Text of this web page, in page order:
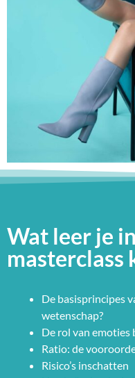
Wat leer je
masterclass
De basisprincipes
wetenschap?
De rol van emoties
Ratio: de
Risico’s inschatten